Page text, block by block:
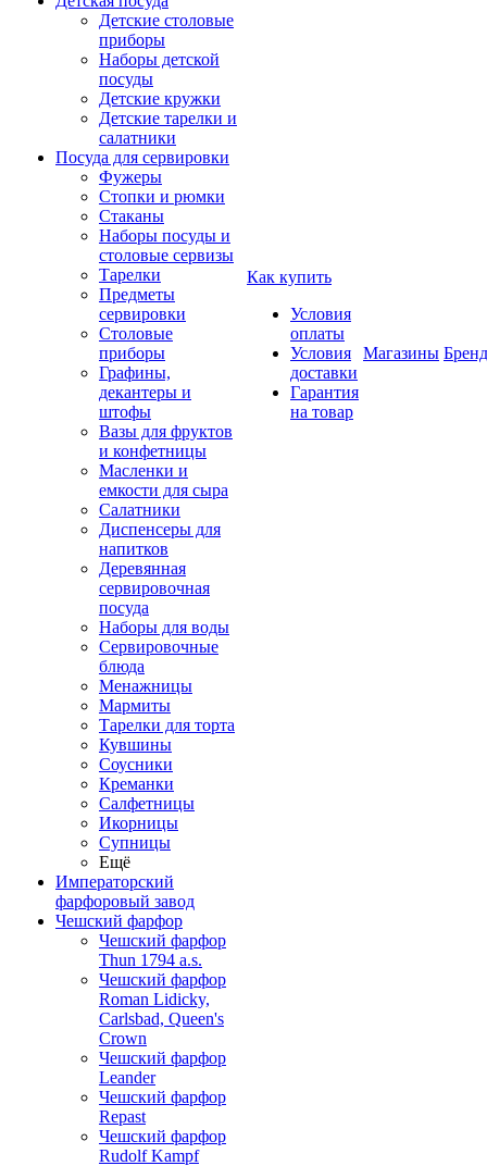
Детские столовые
приборы
Наборы детской
посуды
Детские кружки
Детские тарелки и
салатники
Посуда для сервировки
Фужеры
Стопки и рюмки
Стаканы
Наборы посуды и
столовые сервизы
Тарелки
Предметы
сервировки
Столовые
приборы
Графины,
декантеры и
штофы
Вазы для фруктов
и конфетницы
Масленки и
емкости для сыра
Салатники
Диспенсеры для
напитков
Деревянная
сервировочная
посуда
Наборы для воды
Сервировочные
блюда
Менажницы
Мармиты
Тарелки для торта
Кувшины
Соусники
Креманки
Салфетницы
Икорницы
Супницы
Ещё
Императорский
фарфоровый завод
Чешский фарфор
Чешский фарфор
Thun 1794 a.s.
Чешский фарфор
Roman Lidicky,
Carlsbad, Queen's
Crown
Чешский фарфор
Leander
Чешский фарфор
Repast
Чешский фарфор
Rudolf Kampf
Как купить
Условия
оплаты
Условия
доставки
Гарантия
на товар
Магазины